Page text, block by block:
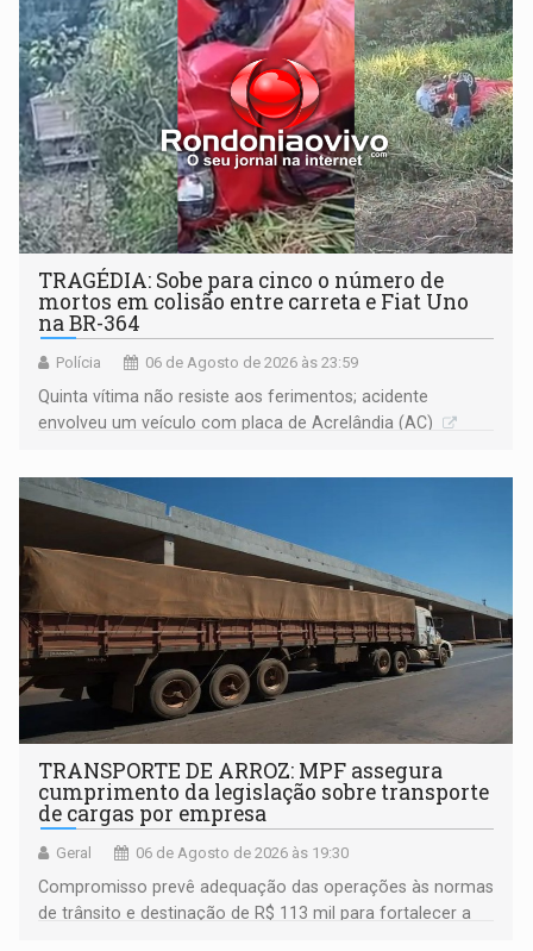
TRAGÉDIA: Sobe para cinco o número de
mortos em colisão entre carreta e Fiat Uno
na BR-364
Polícia 06 de Agosto de 2026 às 23:59
Quinta vítima não resiste aos ferimentos; acidente
envolveu um veículo com placa de Acrelândia (AC)
TRANSPORTE DE ARROZ: MPF assegura
cumprimento da legislação sobre transporte
de cargas por empresa
Geral 06 de Agosto de 2026 às 19:30
Compromisso prevê adequação das operações às normas
de trânsito e destinação de R$ 113 mil para fortalecer a